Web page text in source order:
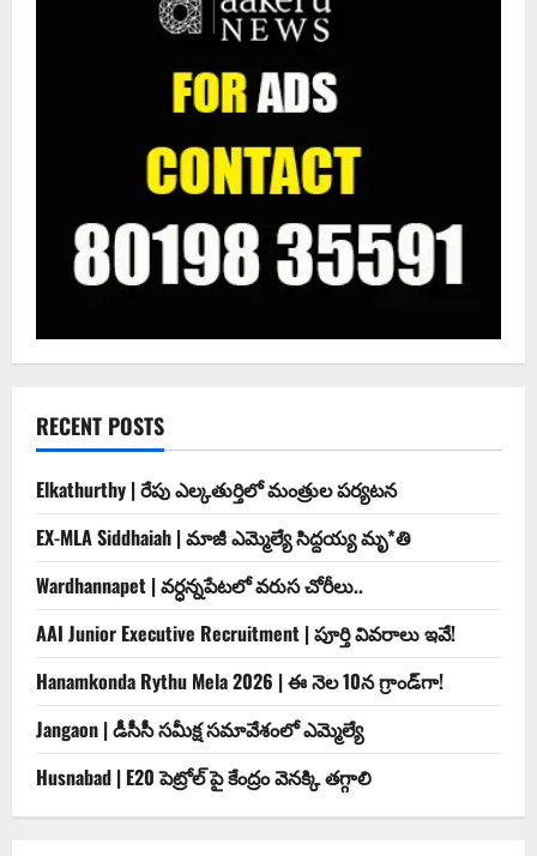
RECENT POSTS
Elkathurthy | రేపు ఎల్కతుర్తిలో మంత్రుల పర్యటన
EX-MLA Siddhaiah | మాజీ ఎమ్మెల్యే సిద్దయ్య మృ*తి
Wardhannapet | వర్ధన్నపేటలో వరుస చోరీలు..
AAI Junior Executive Recruitment | పూర్తి వివరాలు ఇవే!
Hanamkonda Rythu Mela 2026 | ఈ నెల 10న గ్రాండ్‌గా!
Jangaon | డీసీసీ సమీక్ష సమావేశంలో ఎమ్మెల్యే
Husnabad | E20 పెట్రోల్ పై కేంద్రం వెనక్కి తగ్గాలి